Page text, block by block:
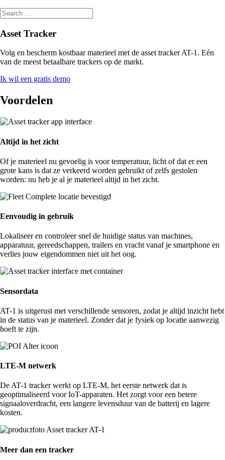
Asset Tracker
Volg en bescherm kostbaar materieel met de asset tracker AT-1. Eén
van de meest betaalbare trackers op de markt.
Ik wil een gratis demo
Voordelen
Altijd in het zicht
Of je materieel nu gevoelig is voor temperatuur, licht of dat er een
grote kans is dat ze verkeerd worden gebruikt of zelfs gestolen
worden: nu heb je al je materieel altijd in het zicht.
Eenvoudig in gebruik
Lokaliseer en controleer snel de huidige status van machines,
apparatuur, gereedschappen, trailers en vracht vanaf je smartphone en
verlies jouw eigendommen niet uit het oog.
Sensordata
AT-1 is uitgerust met verschillende sensoren, zodat je altijd inzicht hebt
in de status van je materieel. Zonder dat je fysiek op locatie aanwezig
hoeft te zijn.
LTE-M netwerk
De AT-1 tracker werkt op LTE-M, het eerste netwerk dat is
geoptimaliseerd voor IoT-apparaten. Het zorgt voor een betere
signaaloverdracht, een langere levensduur van de batterij en lagere
kosten.
Meer dan een tracker